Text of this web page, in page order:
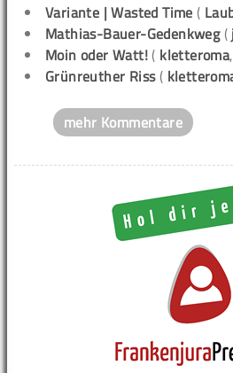
Variante | Wasted Time (
Mathias-Bauer-Gedenkweg(
Moin oder Watt! ( kletteroma
Grünreuther Riss(
mehr Kommentare